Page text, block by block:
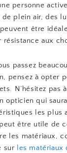
personne
plein air, des
être
résistance aux
passez
pensez à opter
N’hésitez pas
opticien qui
les plus
être utile de
les matériaux,
sur les